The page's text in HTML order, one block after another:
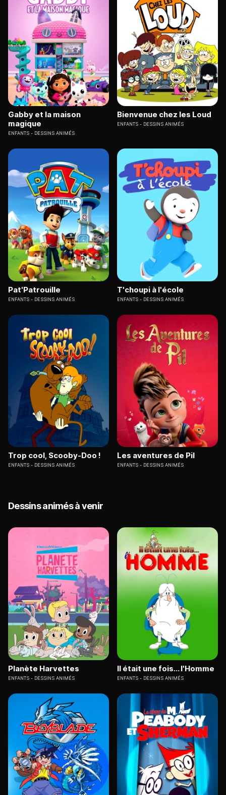
Gabby et la maison
magique
ENFANTS DESSINS ANIMÉS
Bienvenue chez les Loud
ENFANTS DESSINS ANIMÉS
Pat'Patrouille
ENFANTS DESSINS ANIMÉS
T'choupi à l'école
ENFANTS DESSINS ANIMÉS
Trop cool, Scooby-Doo !
ENFANTS DESSINS ANIMÉS
Les aventures de Pil
ENFANTS DESSINS ANIMÉS
Dessins animés à venir
Planète Harvettes
ENFANTS DESSINS ANIMÉS
Il était une fois... l'Homme
ENFANTS DESSINS ANIMÉS